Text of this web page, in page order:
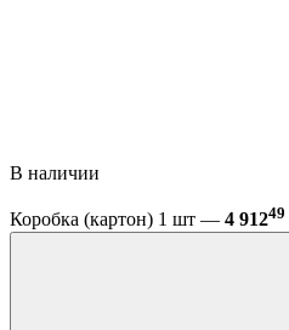
В наличии
Коробка (картон) 1 шт — 4 91249